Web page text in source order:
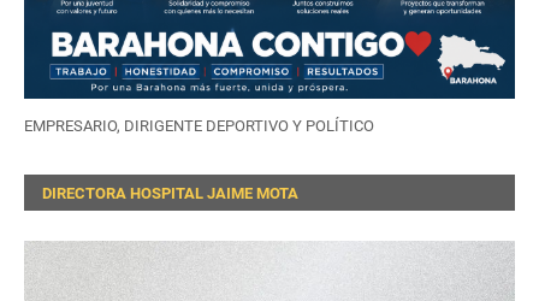
EMPRESARIO, DIRIGENTE DEPORTIVO Y POLÍTICO
DIRECTORA HOSPITAL JAIME MOTA